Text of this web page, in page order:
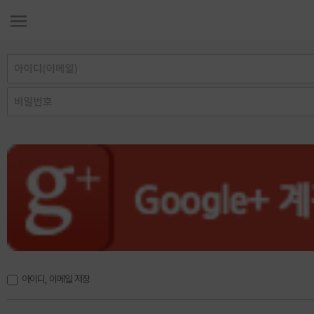
아이디, 이메일 저장